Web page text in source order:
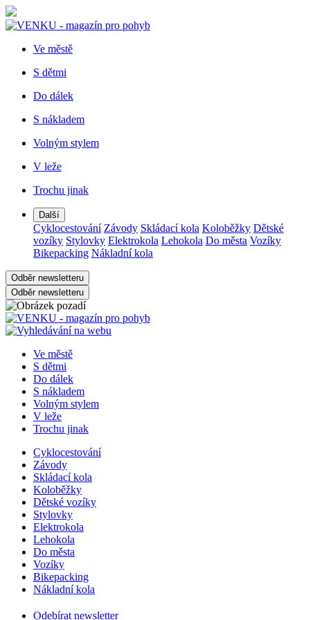
Ve městě
S dětmi
Do dálek
S nákladem
Volným stylem
V leže
Trochu jinak
Další
Cyklocestování Závody Skládací kola Koloběžky Dětské
vozíky Stylovky Elektrokola Lehokola Do města Vozíky
Bikepacking Nákladní kola
Odběr newsletteru
Odběr newsletteru
Ve městě
S dětmi
Do dálek
S nákladem
Volným stylem
V leže
Trochu jinak
Cyklocestování
Závody
Skládací kola
Koloběžky
Dětské vozíky
Stylovky
Elektrokola
Lehokola
Do města
Vozíky
Bikepacking
Nákladní kola
Odebírat newsletter